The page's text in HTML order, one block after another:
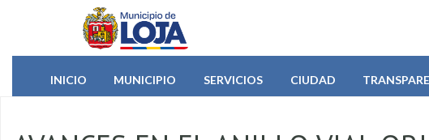
Pasar al contenido principal
INICIO
MUNICIPIO SERVICIOS CIUDAD